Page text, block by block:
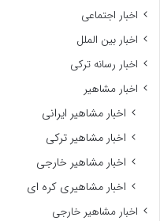
اخبار اجتماعی
اخبار بین الملل
اخبار رسانه ترکی
اخبار مشاهیر
اخبار مشاهیر ایرانی
اخبار مشاهیر ترکی
اخبار مشاهیر خارجی
اخبار مشاهیری کره ای
اخبار مشاهیر خارجی